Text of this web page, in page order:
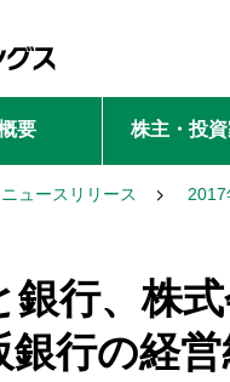
要 株主・投
ニュースリリース 2017
銀行、株
銀行の経